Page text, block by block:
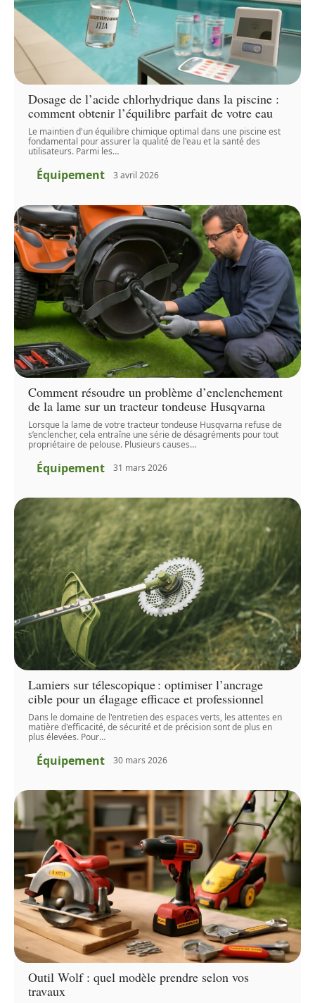
Dosage de l’acide chlorhydrique dans la piscine :
comment obtenir l’équilibre parfait de votre eau
Le maintien d'un équilibre chimique optimal dans une piscine est
fondamental pour assurer la qualité de l'eau et la santé des
utilisateurs. Parmi les…
Équipement 3 avril 2026
Comment résoudre un problème d’enclenchement
de la lame sur un tracteur tondeuse Husqvarna
Lorsque la lame de votre tracteur tondeuse Husqvarna refuse de
s’enclencher, cela entraîne une série de désagréments pour tout
propriétaire de pelouse. Plusieurs causes…
Équipement 31 mars 2026
Lamiers sur télescopique : optimiser l’ancrage
cible pour un élagage efficace et professionnel
Dans le domaine de l'entretien des espaces verts, les attentes en
matière d'efficacité, de sécurité et de précision sont de plus en
plus élevées. Pour…
Équipement 30 mars 2026
Outil Wolf : quel modèle prendre selon vos
travaux